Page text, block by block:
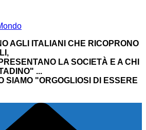
AGLI ITALIANI CHE RICOPRONO
LA SOCIETÀ E A CHI
...
SIAMO "ORGOGLIOSI DI ESSERE